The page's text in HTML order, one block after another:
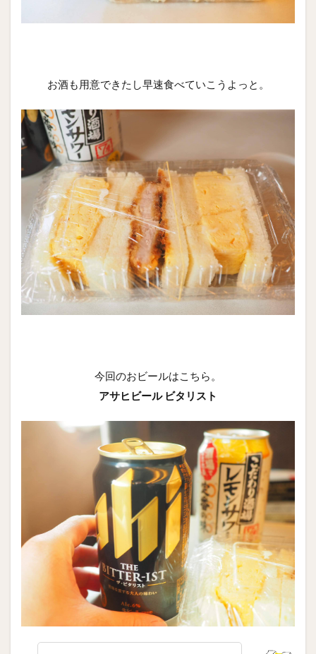
お酒も用意できたし早速食べていこうよっと。
今回のおビールはこちら。
アサヒビール ビタリスト